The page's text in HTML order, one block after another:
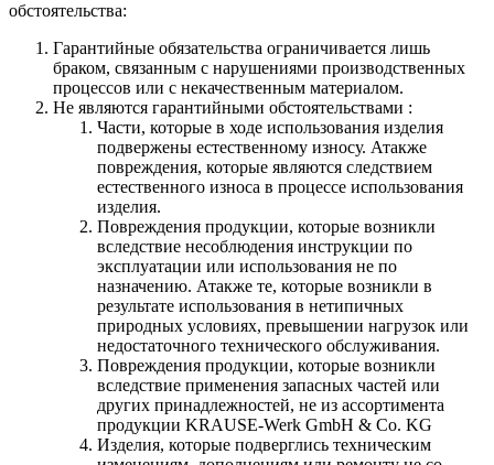
обстоятельства:
Гарантийные обязательства ограничивается лишь
браком, связанным с нарушениями производственных
процессов или с некачественным материалом.
Не являются гарантийными обстоятельствами :
Части, которые в ходе использования изделия
подвержены естественному износу. Атакже
повреждения, которые являются следствием
естественного износа в процессе использования
изделия.
Повреждения продукции, которые возникли
вследствие несоблюдения инструкции по
эксплуатации или использования не по
назначению. Атакже те, которые возникли в
результате использования в нетипичных
природных условиях, превышении нагрузок или
недостаточного технического обслуживания.
Повреждения продукции, которые возникли
вследствие применения запасных частей или
других принадлежностей, не из ассортимента
продукции KRAUSE-Werk GmbH & Со. KG
Изделия, которые подверглись техническим